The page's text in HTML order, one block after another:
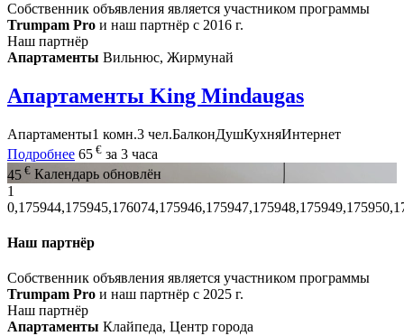
Собственник объявления является участником программы
Trumpam Pro и наш партнёр с 2016 г.
Наш партнёр
Апартаменты Вильнюс, Жирмунай
Апартаменты King Mindaugas
Апартаменты1 комн.3 чел.БалконДушКухняИнтернет
Подробнее 65 € за 3 часа
45 € Календарь обновлён
1
Наш партнёр
Собственник объявления является участником программы
Trumpam Pro и наш партнёр с 2025 г.
Наш партнёр
Апартаменты Клайпеда, Центр города